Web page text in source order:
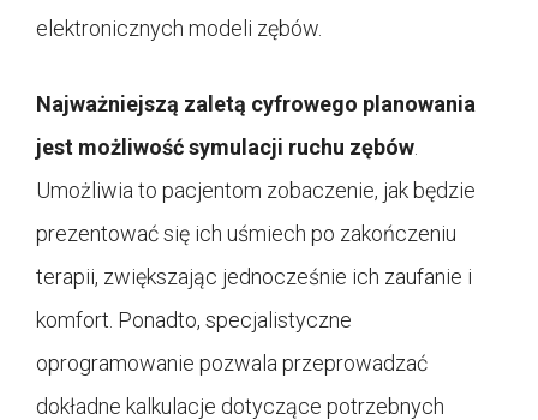
elektronicznych modeli zębów.
Najważniejszą zaletą cyfrowego planowania
jest możliwość symulacji ruchu zębów
Umożliwia to pacjentom zobaczenie, jak będzie
prezentować się ich uśmiech po zakończeniu
terapii, zwiększając jednocześnie ich zaufanie i
komfort. Ponadto, specjalistyczne
oprogramowanie pozwala przeprowadzać
dokładne kalkulacje dotyczące potrzebnych